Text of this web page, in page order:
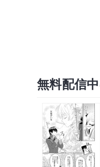
無料配信